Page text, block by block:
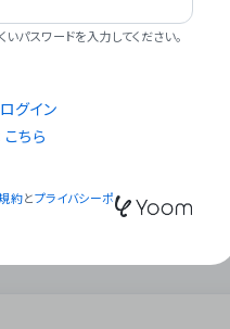
スワードを入力してください。
ログイン
こちら
約とプライバシーポ